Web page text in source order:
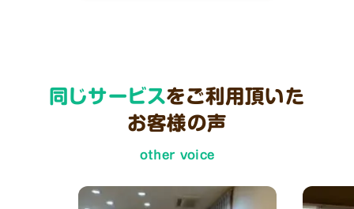
同じサービスをご利用頂いた
お客様の声
other voice